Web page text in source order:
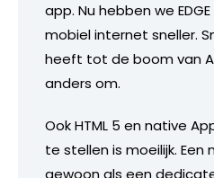
app. Nu hebben we
mobiel internet sneller.
heeft tot de boom van
anders om.
Ook HTML 5 en native
te stellen is moeilijk. Een